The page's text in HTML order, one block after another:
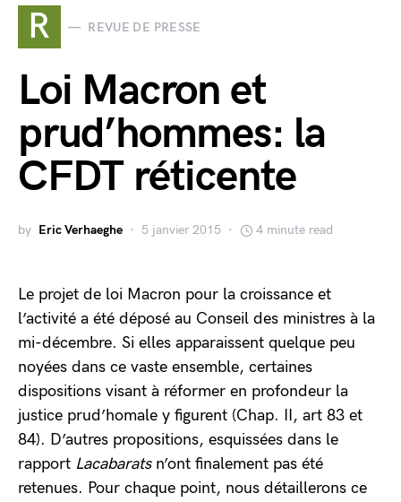
R REVUE DE PRESSE
Loi Macron et
prud’hommes: la
CFDT réticente
by Eric Verhaeghe 5 janvier 2015 4 minute read
Le projet de loi Macron pour la croissance et
l’activité a été déposé au Conseil des ministres à la
mi-décembre. Si elles apparaissent quelque peu
noyées dans ce vaste ensemble, certaines
dispositions visant à réformer en profondeur la
justice prud’homale y figurent (Chap. II, art 83 et
84). D’autres propositions, esquissées dans le
rapport Lacabaratsn’ont finalement pas été
retenues. Pour chaque point, nous détaillerons ce